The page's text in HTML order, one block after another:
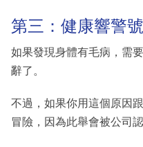
第三：健康響警
如果發現身體有毛病，需
辭了。
不過，如果你用這個原因
冒險，因為此舉會被公司